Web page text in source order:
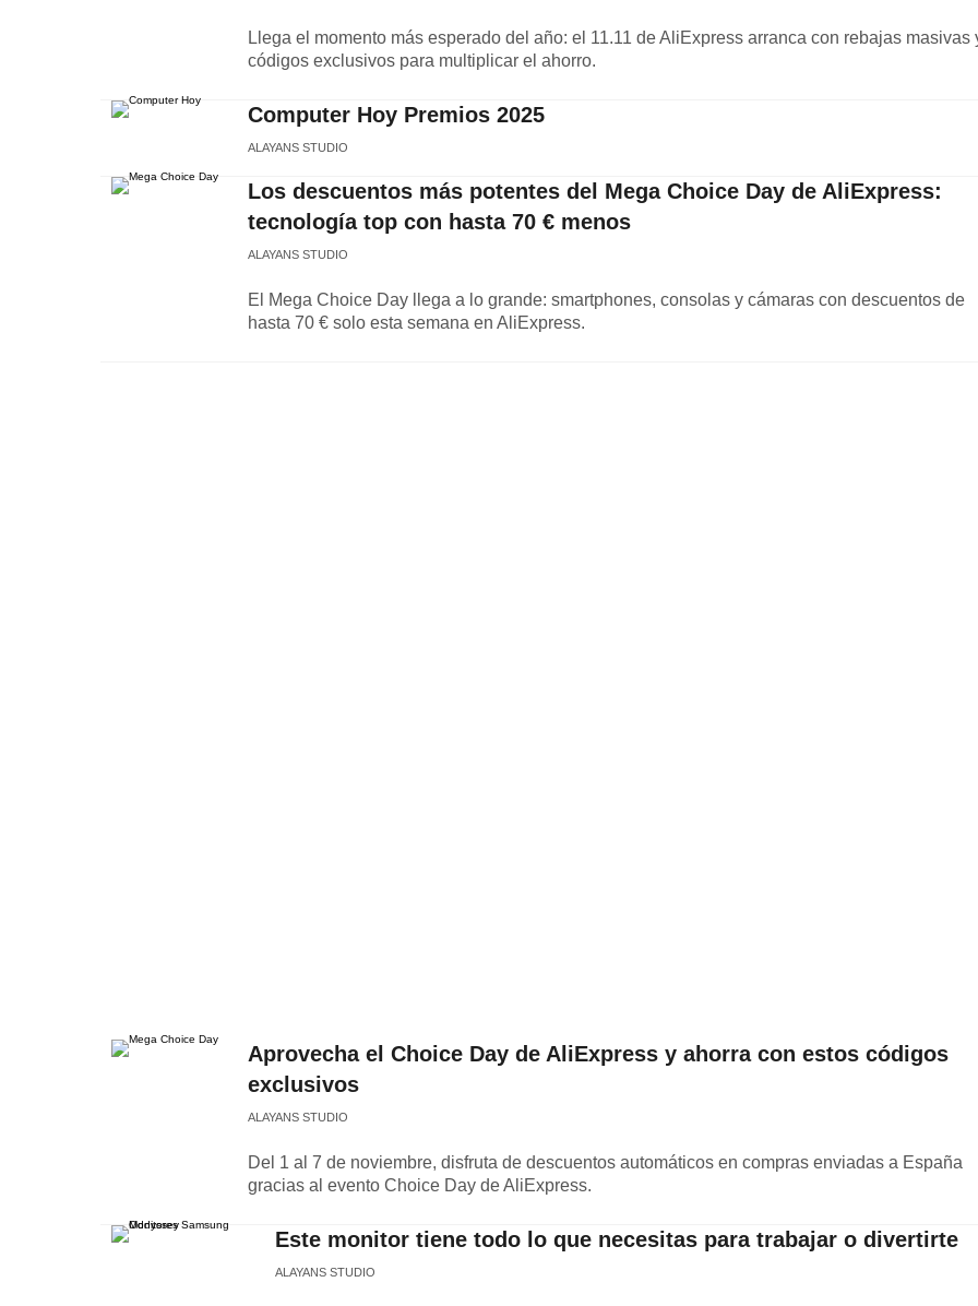
Llega el momento más esperado del año: el 11.11 de AliExpress arranca con rebajas masivas
códigos exclusivos para multiplicar el ahorro.
Computer Hoy Premios 2025
ALAYANS STUDIO
Los descuentos más potentes del Mega Choice Day de AliExpress:
tecnología top con hasta 70 € menos
ALAYANS STUDIO
El Mega Choice Day llega a lo grande: smartphones, consolas y cámaras con descuentos de
hasta 70 € solo esta semana en AliExpress.
Aprovecha el Choice Day de AliExpress y ahorra con estos códigos
exclusivos
ALAYANS STUDIO
Del 1 al 7 de noviembre, disfruta de descuentos automáticos en compras enviadas a España
gracias al evento Choice Day de AliExpress.
Este monitor tiene todo lo que necesitas para trabajar o divertirte
ALAYANS STUDIO